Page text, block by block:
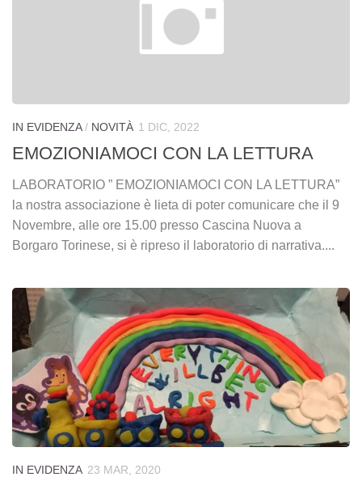
IN EVIDENZA/ NOVITÀ 1 DIC, 2022
EMOZIONIAMOCI CON LA LETTURA
LABORATORIO ” EMOZIONIAMOCI CON LA LETTURA”
la nostra associazione è lieta di poter comunicare che il 9
Novembre, alle ore 15.00 presso Cascina Nuova a
Borgaro Torinese, si è ripreso il laboratorio di narrativa....
IN EVIDENZA 23 MAR, 2020